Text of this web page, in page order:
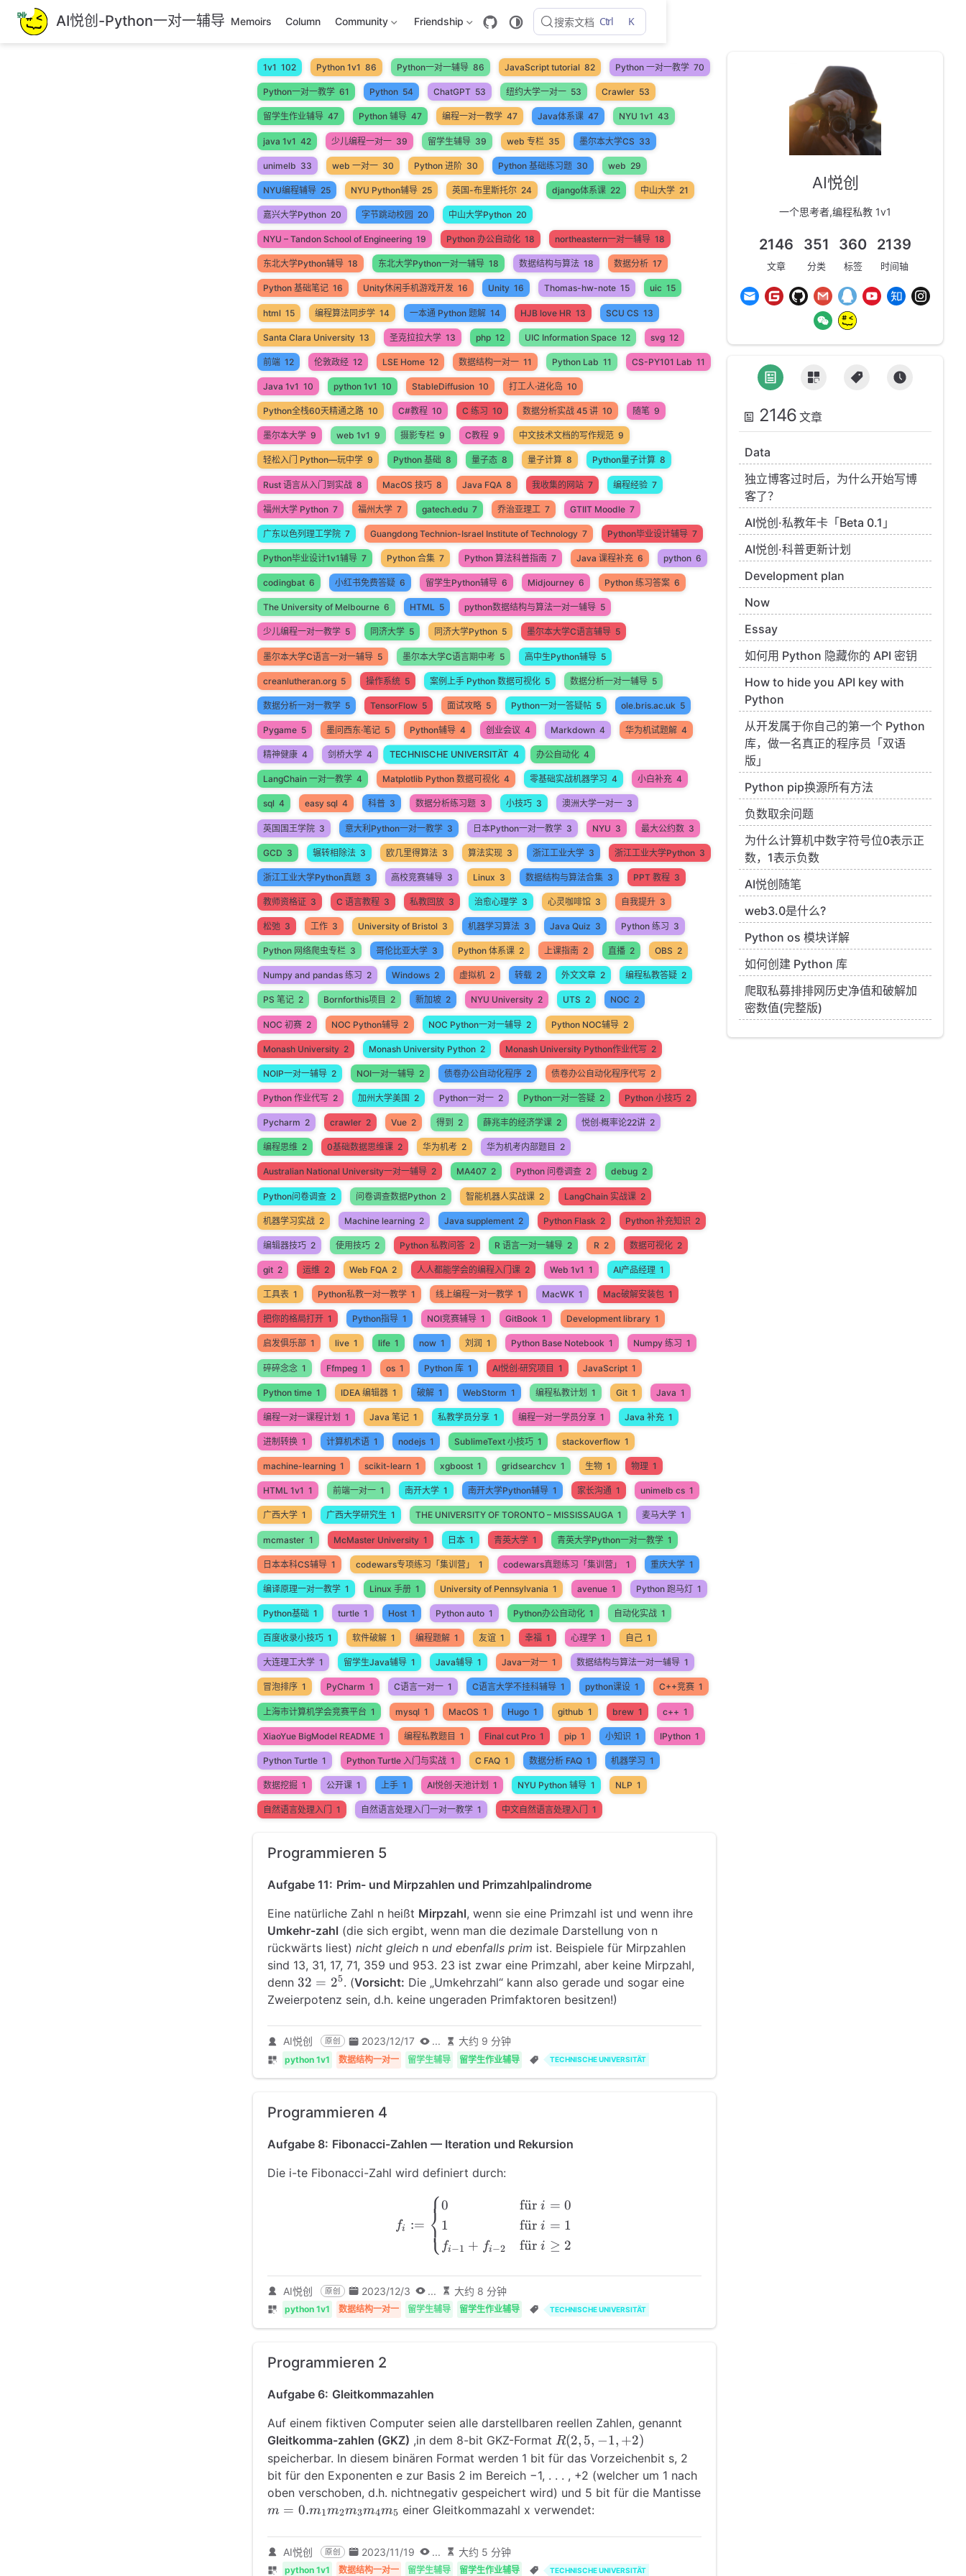
跳
至
主
AI悦创-Python一对一辅导 Memoirs Column Community Friendship 搜索文档 Ctrl K
1v1 102 Python 1v1 86 Python一对一辅导 86 JavaScript tutorial 82 Python 一对一教学 70
Python一对一教学 61 Python 54 ChatGPT 53 纽约大学一对一 53 Crawler 53
留学生作业辅导 47 Python 辅导 47 编程一对一教学 47 Java体系课 47 NYU 1v1 43
java 1v1 42 少儿编程一对一 39 留学生辅导 39 web 专栏 35 墨尔本大学CS 33
unimelb 33 web 一对一 30 Python 进阶 30 Python 基础练习题 30 web 29
NYU编程辅导 25 NYU Python辅导 25 英国-布里斯托尔 24 django体系课 22 中山大学 21
嘉兴大学Python 20 字节跳动校园 20 中山大学Python 20
NYU – Tandon School of Engineering 19 Python 办公自动化 18 northeastern一对一辅导 18
东北大学Python辅导 18 东北大学Python一对一辅导 18 数据结构与算法 18 数据分析 17
Python 基础笔记 16 Unity休闲手机游戏开发 16 Unity 16 Thomas-hw-note 15 uic 15
html 15 编程算法同步学 14 一本通 Python 题解 14 HJB love HR 13 SCU CS 13
Santa Clara University 13 圣克拉拉大学 13 php 12 UIC Information Space 12 svg 12
前端 12 伦敦政经 12 LSE Home 12 数据结构一对一 11 Python Lab 11 CS-PY101 Lab 11
Java 1v1 10 python 1v1 10 StableDiffusion 10 打工人·进化岛 10
Python全栈60天精通之路 10 C#教程 10 C 练习 10 数据分析实战 45 讲 10 随笔 9
墨尔本大学 9 web 1v1 9 摄影专栏 9 C教程 9 中文技术文档的写作规范 9
轻松入门 Python—玩中学 9 Python 基础 8 量子态 8 量子计算 8 Python量子计算 8
Rust 语言从入门到实战 8 MacOS 技巧 8 Java FQA 8 我收集的网站 7 编程经验 7
福州大学 Python 7 福州大学 7 gatech.edu 7 乔治亚理工 7 GTIIT Moodle 7
广东以色列理工学院 7 Guangdong Technion-Israel Institute of Technology 7 Python毕业设计辅导 7
Python毕业设计1v1辅导 7 Python 合集 7 Python 算法科普指南 7 Java 课程补充 6 python 6
codingbat 6 小红书免费答疑 6 留学生Python辅导 6 Midjourney 6 Python 练习答案 6
The University of Melbourne 6 HTML 5 python数据结构与算法一对一辅导 5
少儿编程一对一教学 5 同济大学 5 同济大学Python 5 墨尔本大学C语言辅导 5
墨尔本大学C语言一对一辅导 5 墨尔本大学C语言期中考 5 高中生Python辅导 5
creanlutheran.org 5 操作系统 5 案例上手 Python 数据可视化 5 数据分析一对一辅导 5
数据分析一对一教学 5 TensorFlow 5 面试攻略 5 Python一对一答疑帖 5 ole.bris.ac.uk 5
Pygame 5 墨问西东·笔记 5 Python辅导 4 创业会议 4 Markdown 4 华为机试题解 4
精神健康 4 剑桥大学 4 TECHNISCHE UNIVERSITÄT 4 办公自动化 4
LangChain 一对一教学 4 Matplotlib Python 数据可视化 4 零基础实战机器学习 4 小白补充 4
sql 4 easy sql 4 科普 3 数据分析练习题 3 小技巧 3 澳洲大学一对一 3
英国国王学院 3 意大利Python一对一教学 3 日本Python一对一教学 3 NYU 3 最大公约数 3
GCD 3 辗转相除法 3 欧几里得算法 3 算法实现 3 浙江工业大学 3 浙江工业大学Python 3
浙江工业大学Python真题 3 高校竞赛辅导 3 Linux 3 数据结构与算法合集 3 PPT 教程 3
教师资格证 3 C 语言教程 3 私教回放 3 治愈心理学 3 心灵咖啡馆 3 自我提升 3
松弛 3 工作 3 University of Bristol 3 机器学习算法 3 Java Quiz 3 Python 练习 3
Python 网络爬虫专栏 3 哥伦比亚大学 3 Python 体系课 2 上课指南 2 直播 2 OBS 2
Numpy and pandas 练习 2 Windows 2 虚拟机 2 转载 2 外文文章 2 编程私教答疑 2
PS 笔记 2 Bornforthis项目 2 新加坡 2 NYU University 2 UTS 2 NOC 2
NOC 初赛 2 NOC Python辅导 2 NOC Python一对一辅导 2 Python NOC辅导 2
Monash University 2 Monash University Python 2 Monash University Python作业代写 2
NOIP一对一辅导 2 NOI一对一辅导 2 债卷办公自动化程序 2 债卷办公自动化程序代写 2
Python 作业代写 2 加州大学美国 2 Python一对一 2 Python一对一答疑 2 Python 小技巧 2
Pycharm 2 crawler 2 Vue 2 得到 2 薛兆丰的经济学课 2 悦创·概率论22讲 2
编程思维 2 0基础数据思维课 2 华为机考 2 华为机考内部题目 2
Australian National University一对一辅导 2 MA407 2 Python 问卷调查 2 debug 2
Python问卷调查 2 问卷调查数据Python 2 智能机器人实战课 2 LangChain 实战课 2
机器学习实战 2 Machine learning 2 Java supplement 2 Python Flask 2 Python 补充知识 2
编辑器技巧 2 使用技巧 2 Python 私教问答 2 R 语言一对一辅导 2 R 2 数据可视化 2
git 2 运维 2 Web FQA 2 人人都能学会的编程入门课 2 Web 1v1 1 AI产品经理 1
工具表 1 Python私教一对一教学 1 线上编程一对一教学 1 MacWK 1 Mac破解安装包 1
把你的格局打开 1 Python指导 1 NOI竞赛辅导 1 GitBook 1 Development library 1
启发俱乐部 1 live 1 life 1 now 1 刘润 1 Python Base Notebook 1 Numpy 练习 1
碎碎念念 1 Ffmpeg 1 os 1 Python 库 1 AI悦创·研究项目 1 JavaScript 1
Python time 1 IDEA 编辑器 1 破解 1 WebStorm 1 编程私教计划 1 Git 1 Java 1
编程一对一课程计划 1 Java 笔记 1 私教学员分享 1 编程一对一学员分享 1 Java 补充 1
进制转换 1 计算机术语 1 nodejs 1 SublimeText 小技巧 1 stackoverflow 1
machine-learning 1 scikit-learn 1 xgboost 1 gridsearchcv 1 生物 1 物理 1
HTML 1v1 1 前端一对一 1 南开大学 1 南开大学Python辅导 1 家长沟通 1 unimelb cs 1
广西大学 1 广西大学研究生 1 THE UNIVERSITY OF TORONTO – MISSISSAUGA 1 麦马大学 1
mcmaster 1 McMaster University 1 日本 1 青英大学 1 青英大学Python一对一教学 1
日本本科CS辅导 1 codewars专项练习「集训营」 1 codewars真题练习「集训营」 1 重庆大学 1
编译原理一对一教学 1 Linux 手册 1 University of Pennsylvania 1 avenue 1 Python 跑马灯 1
Python基础 1 turtle 1 Host 1 Python auto 1 Python办公自动化 1 自动化实战 1
百度收录小技巧 1 软件破解 1 编程题解 1 友谊 1 幸福 1 心理学 1 自己 1
大连理工大学 1 留学生Java辅导 1 Java辅导 1 Java一对一 1 数据结构与算法一对一辅导 1
冒泡排序 1 PyCharm 1 C语言一对一 1 C语言大学不挂科辅导 1 python课设 1 C++竞赛 1
上海市计算机学会竞赛平台 1 mysql 1 MacOS 1 Hugo 1 github 1 brew 1 c++ 1
XiaoYue BigModel README 1 编程私教题目 1 Final cut Pro 1 pip 1 小知识 1 IPython 1
Python Turtle 1 Python Turtle 入门与实战 1 C FAQ 1 数据分析 FAQ 1 机器学习 1
数据挖掘 1 公开课 1 上手 1 AI悦创·天池计划 1 NYU Python 辅导 1 NLP 1
自然语言处理入门 1 自然语言处理入门一对一教学 1 中文自然语言处理入门 1
Programmieren 5
Aufgabe 11: Prim- und Mirpzahlen und Primzahlpalindrome
Eine natürliche Zahl n heißt Mirpzahl, wenn sie eine Primzahl ist und wenn ihre
Umkehr-zahl (die sich ergibt, wenn man die dezimale Darstellung von n
rückwärts liest) nicht gleich n und ebenfalls prim ist. Beispiele für Mirpzahlen
sind 13, 31, 17, 71, 359 und 953. 23 ist zwar eine Primzahl, aber keine Mirpzahl,
denn 32
=
32 = 25. (Vorsicht: Die „Umkehrzahl“ kann also gerade und sogar eine
Zweierpotenz sein, d.h. keine ungeraden Primfaktoren besitzen!)
AI悦创 原创 2023/12/17 ... 大约 9 分钟
python 1v1 数据结构一对一 留学生辅导 留学生作业辅导 TECHNISCHE UNIVERSITÄT
Programmieren 4
Aufgabe 8: Fibonacci-Zahlen — Iteration und Rekursion
Die i-te Fibonacci-Zahl wird definiert durch:
f_i := \begin{cases} 0 & \text{für } i = 0 \\ 1 & \text{für } i = 1 \\ f_{i-1} +
fi := ⎩
⎨⎧0
1
fi−1 + fi−2
fu
¨ri = 0
fu
¨ri = 1
fu
¨ri ≥ 2
AI悦创 原创 2023/12/3 ... 大约 8 分钟
python 1v1 数据结构一对一 留学生辅导 留学生作业辅导 TECHNISCHE UNIVERSITÄT
Programmieren 2
Aufgabe 6: Gleitkommazahlen
Auf einem fiktiven Computer seien alle darstellbaren reellen Zahlen, genannt
Gleitkomma-zahlen (GKZ) ,in dem 8-bit GKZ-Format R(2,5,−1,+2)
R(2, 5, −1, +2)
speicherbar. In diesem binären Format werden 1 bit für das Vorzeichenbit s, 2
bit für den Exponenten e zur Basis 2 im Bereich −1, . . . , +2 (welcher um 1 nach
oben verschoben, d.h. nichtnegativ gespeichert wird) und 5 bit für die Mantisse
m =
m = 0.m1m2m3m4m5 einer Gleitkommazahl x verwendet:
AI悦创 原创 2023/11/19 ... 大约 5 分钟
python 1v1 数据结构一对一 留学生辅导 留学生作业辅导 TECHNISCHE UNIVERSITÄT
AI悦创
一个思考者,编程私教 1v1
2146
文章
351
分类
360
标签
2139
时间轴
2146 文章
Data
独立博客过时后，为什么开始写博
客了？
AI悦创·私教年卡「Beta 0.1」
AI悦创·科普更新计划
Development plan
Now
Essay
如何用 Python 隐藏你的 API 密钥
How to hide you API key with
Python
从开发属于你自己的第一个 Python
库，做一名真正的程序员「双语
版」
Python pip换源所有方法
负数取余问题
为什么计算机中数字符号位0表示正
数，1表示负数
AI悦创随笔
web3.0是什么?
Python os 模块详解
如何创建 Python 库
爬取私募排排网历史净值和破解加
密数值(完整版)